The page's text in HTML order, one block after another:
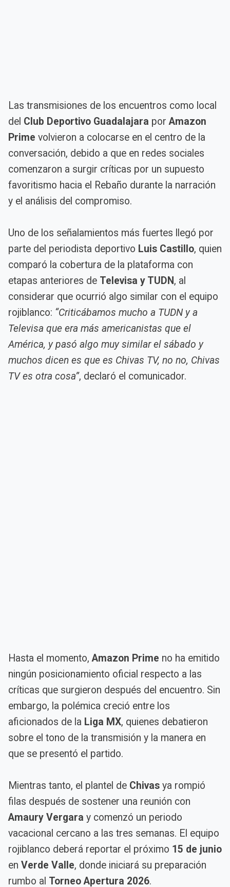
Las transmisiones de los encuentros como local
del Club Deportivo Guadalajara por Amazon
Prime volvieron a colocarse en el centro de la
conversación, debido a que en redes sociales
comenzaron a surgir críticas por un supuesto
favoritismo hacia el Rebaño durante la narración
y el análisis del compromiso.
Uno de los señalamientos más fuertes llegó por
parte del periodista deportivo Luis Castillo, quien
comparó la cobertura de la plataforma con
etapas anteriores de Televisa y TUDN, al
considerar que ocurrió algo similar con el equipo
rojiblanco: “Criticábamos mucho a TUDN y a
Televisa que era más americanistas que el
América, y pasó algo muy similar el sábado y
muchos dicen es que es Chivas TV, no no, Chivas
TV es otra cosa”, declaró el comunicador.
Hasta el momento, Amazon Prime no ha emitido
ningún posicionamiento oficial respecto a las
críticas que surgieron después del encuentro. Sin
embargo, la polémica creció entre los
aficionados de la Liga MX, quienes debatieron
sobre el tono de la transmisión y la manera en
que se presentó el partido.
Mientras tanto, el plantel de Chivas ya rompió
filas después de sostener una reunión con
Amaury Vergara y comenzó un periodo
vacacional cercano a las tres semanas. El equipo
rojiblanco deberá reportar el próximo 15 de junio
en Verde Valle, donde iniciará su preparación
rumbo al Torneo Apertura 2026.